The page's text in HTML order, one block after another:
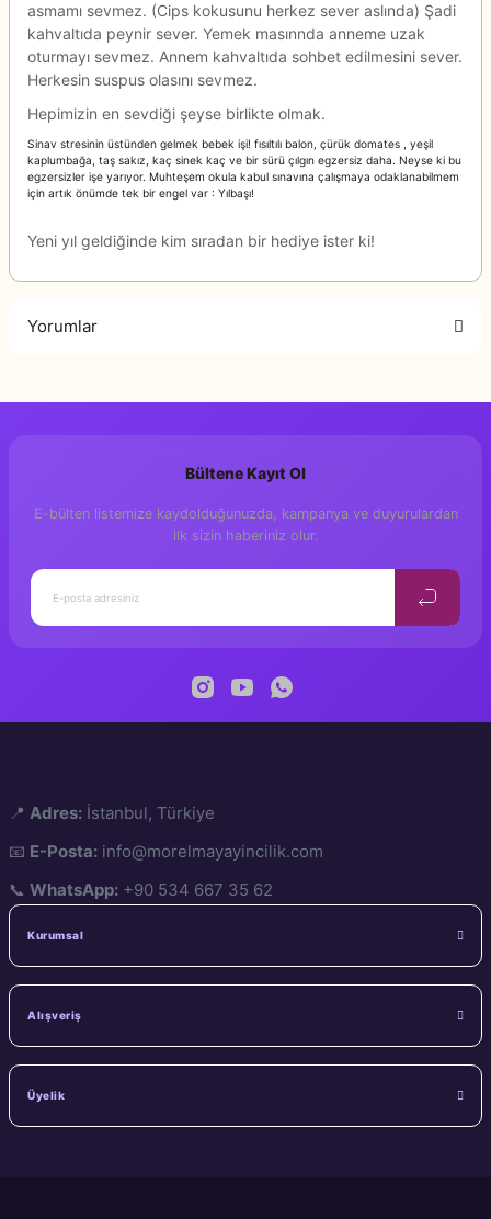
asmamı sevmez. (Cips kokusunu herkez sever aslında) Şadi
kahvaltıda peynir sever. Yemek masınnda anneme uzak
oturmayı sevmez. Annem kahvaltıda sohbet edilmesini sever.
Herkesin suspus olasını sevmez.
Hepimizin en sevdiği şeyse birlikte olmak.
Sinav stresinin üstünden gelmek bebek işi! fısıltılı balon, çürük domates , yeşil
kaplumbağa, taş sakız, kaç sinek kaç ve bir sürü çılgın egzersiz daha. Neyse ki bu
egzersizler işe yarıyor. Muhteşem okula kabul sınavına çalışmaya odaklanabilmem
için artık önümde tek bir engel var : Yılbaşı!
Yeni yıl geldiğinde kim sıradan bir hediye ister ki!
Yorumlar
Yorum Yaz
Bültene Kayıt Ol
E-bülten listemize kaydolduğunuzda, kampanya ve duyurulardan
ilk sizin haberiniz olur.
📍 Adres: İstanbul, Türkiye
📧 E-Posta: info@morelmayayincilik.com
📞 WhatsApp: +90 534 667 35 62
Kurumsal
Alışveriş
Üyelik